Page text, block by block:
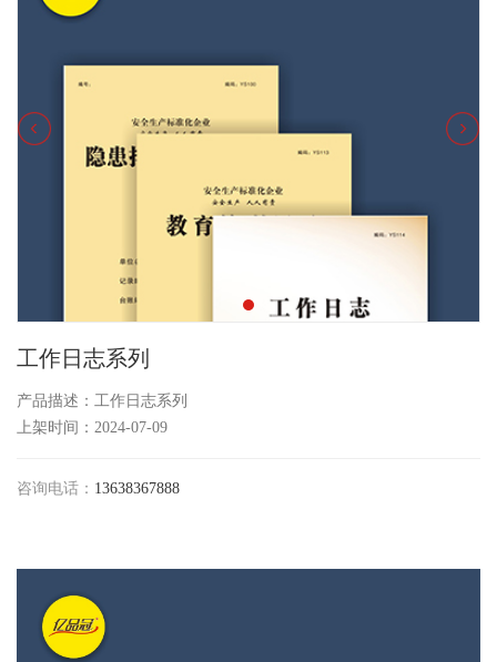
工作日志系列
产品描述：工作日志系列
上架时间：2024-07-09
咨询电话： 13638367888